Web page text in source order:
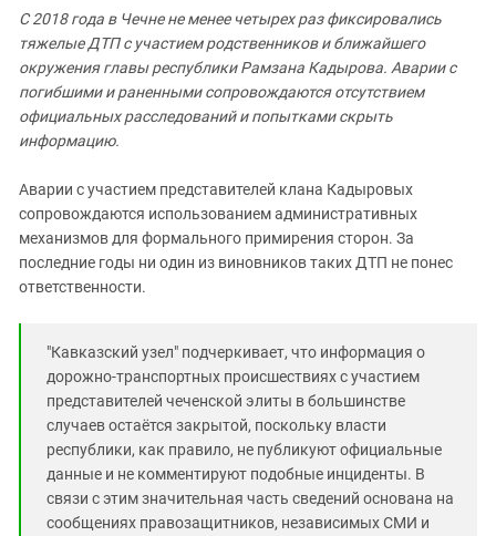
Ростовская область
Северная Осетия - Алания
СКФО
Ставропольский край
Южный Кавказ
ЮФО
С 2018 года в Чечне не менее четырех раз фиксировались
тяжелые ДТП с участием родственников и ближайшего
окружения главы республики Рамзана Кадырова. Аварии с
погибшими и раненными сопровождаются отсутствием
официальных расследований и попытками скрыть
информацию.
Аварии с участием представителей клана Кадыровых
сопровождаются использованием административных
механизмов для формального примирения сторон. За
последние годы ни один из виновников таких ДТП не понес
ответственности.
"Кавказский узел" подчеркивает, что информация о
дорожно-транспортных происшествиях с участием
представителей чеченской элиты в большинстве
случаев остаётся закрытой, поскольку власти
республики, как правило, не публикуют официальные
данные и не комментируют подобные инциденты. В
связи с этим значительная часть сведений основана на
сообщениях правозащитников, независимых СМИ и